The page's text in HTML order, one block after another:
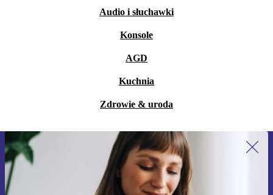
Audio i słuchawki
Konsole
AGD
Kuchnia
Zdrowie & uroda
Zapisz się na nasz newsletter!
Nie przegap żadnej oferty.